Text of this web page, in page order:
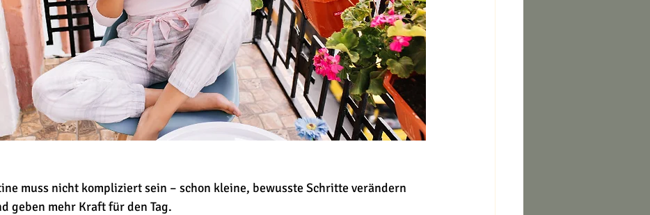
muss nicht kompliziert sein – schon kleine, bewusste Schritte verändern
geben mehr Kraft für den Tag.